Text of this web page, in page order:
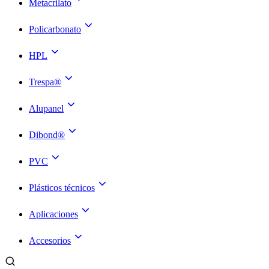
Metacrilato
Policarbonato
HPL
Trespa®
Alupanel
Dibond®
PVC
Plásticos técnicos
Aplicaciones
Accesorios